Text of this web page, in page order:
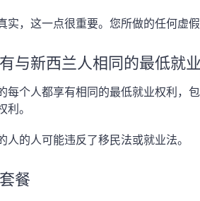
实，这一点很重要。您所做的任何虚
与新西兰人相同的最低就
每个人都享有相同的最低就业权利，
。
人的人可能违反了移民法或就业法。
餐